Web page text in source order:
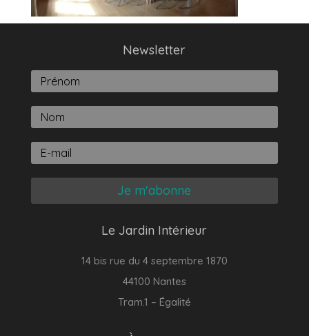
Newsletter
Je m'abonne
Le Jardin Intérieur
14 bis rue du 4 septembre 1870
44100 Nantes
Tram.1 – Égalité